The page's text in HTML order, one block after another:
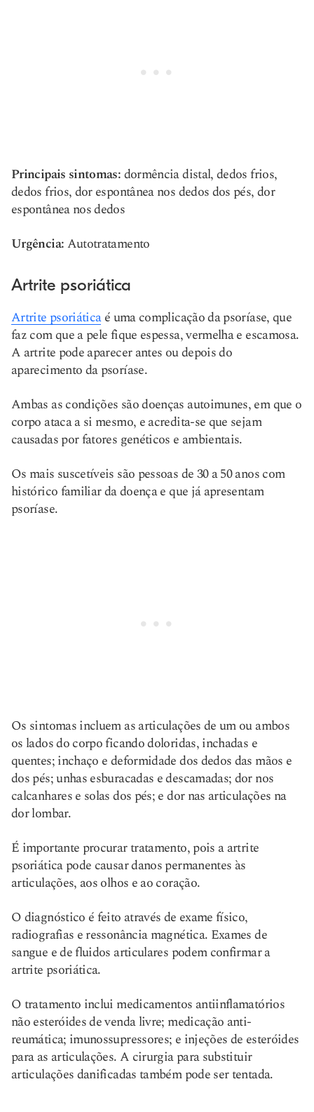
Principais sintomas:dormência distal, dedos frios,
dedos frios, dor espontânea nos dedos dos pés, dor
espontânea nos dedos
Urgência:Autotratamento
Artrite psoriática
Artrite psoriáticaé uma complicação da psoríase, que
faz com que a pele fique espessa, vermelha e escamosa.
A artrite pode aparecer antes ou depois do
aparecimento da psoríase.
Ambas as condições são doenças autoimunes, em que o
corpo ataca a si mesmo, e acredita-se que sejam
causadas por fatores genéticos e ambientais.
Os mais suscetíveis são pessoas de 30 a 50 anos com
histórico familiar da doença e que já apresentam
psoríase.
Os sintomas incluem as articulações de um ou ambos
os lados do corpo ficando doloridas, inchadas e
quentes; inchaço e deformidade dos dedos das mãos e
dos pés; unhas esburacadas e descamadas; dor nos
calcanhares e solas dos pés; e dor nas articulações na
dor lombar.
É importante procurar tratamento, pois a artrite
psoriática pode causar danos permanentes às
articulações, aos olhos e ao coração.
O diagnóstico é feito através de exame físico,
radiografias e ressonância magnética. Exames de
sangue e de fluidos articulares podem confirmar a
artrite psoriática.
O tratamento inclui medicamentos antiinflamatórios
não esteróides de venda livre; medicação anti-
reumática; imunossupressores; e injeções de esteróides
para as articulações. A cirurgia para substituir
articulações danificadas também pode ser tentada.